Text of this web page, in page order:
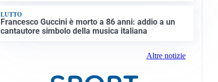
LUTTO
Francesco Guccini è morto a 86 anni: addio a un
cantautore simbolo della musica italiana
Altre notizie